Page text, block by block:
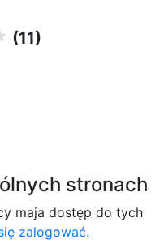
(11)
stronach
maja dostęp do tych
zalogować.